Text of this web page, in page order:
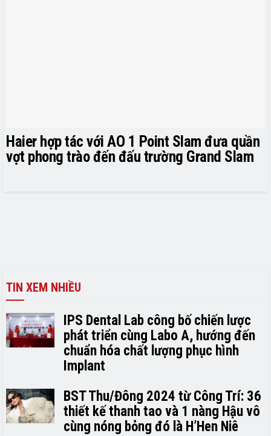
Haier hợp tác với AO 1 Point Slam đưa quần
vợt phong trào đến đấu trường Grand Slam
TIN XEM NHIỀU
IPS Dental Lab công bố chiến lược
phát triển cùng Labo A, hướng đến
chuẩn hóa chất lượng phục hình
Implant
BST Thu/Đông 2024 từ Công Trí: 36
thiết kế thanh tao và 1 nàng Hậu vô
cùng nóng bỏng đó là H’H­­­­en Niê